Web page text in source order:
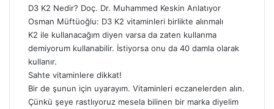
D3 K2 Nedir? Doç. Dr. Muhammed Keskin Anlatıyor
Osman Müftüoğlu: D3 K2 vitaminleri birlikte alınmalı
K2 ile kullanacağım diyen varsa da zaten kullanma
demiyorum kullanabilir. İstiyorsa onu da 40 damla olarak
kullanır.
Sahte vitaminlere dikkat!
Bir de şunun için uyarayım. Vitaminleri eczanelerden alın.
Çünkü şeye rastlıyoruz mesela bilinen bir marka diyelim